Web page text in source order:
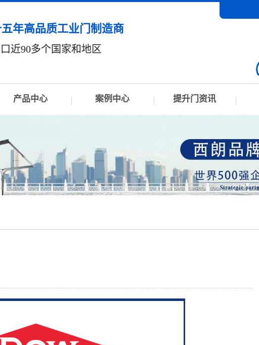
年高品质工业门制造商
近90多个国家和地区
产品中心 案例中心 提升门资讯